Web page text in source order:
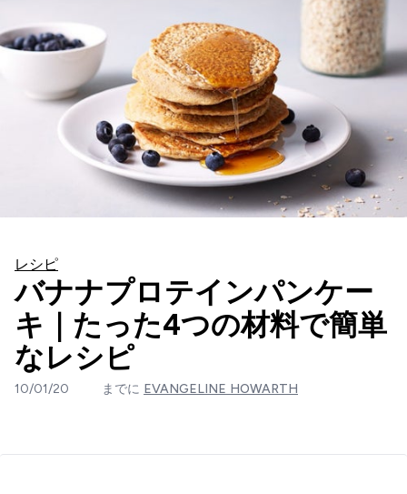
レシピ
バナナプロテインパンケー
キ｜たった4つの材料で簡単
なレシピ
10/01/20 までに EVANGELINE HOWARTH